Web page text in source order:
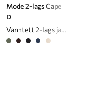
Mode 2-lags Cape
D
Vanntett 2-lags jakke/cape til dame